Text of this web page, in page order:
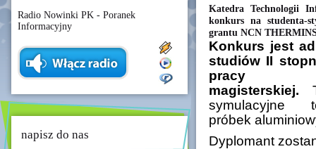
Radio Nowinki PK - Poranek
Informacyjny
napisz do nas
Katedra Technologii
konkurs na studenta-
grantu NCN
Konkurs jest
studiów II
pracy
magisterskiej.
symulacyjne
próbek
Dyplomant